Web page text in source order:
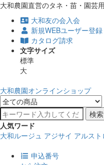
大和農園直営のタネ・苗・園芸
大和友の会入会
新規WEBユーザー登録
カタログ請求
文字サイズ
標準
大
大和農園オンラインショップ
検索
人気ワード
大和ルージュ アジサイ アルス
申込番号